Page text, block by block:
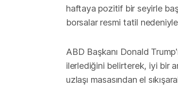
haftaya pozitif bir seyirle
borsalar resmi tatil
ABD Başkanı Donald
ilerlediğini belirterek, iyi bir
uzlaşı masasından el